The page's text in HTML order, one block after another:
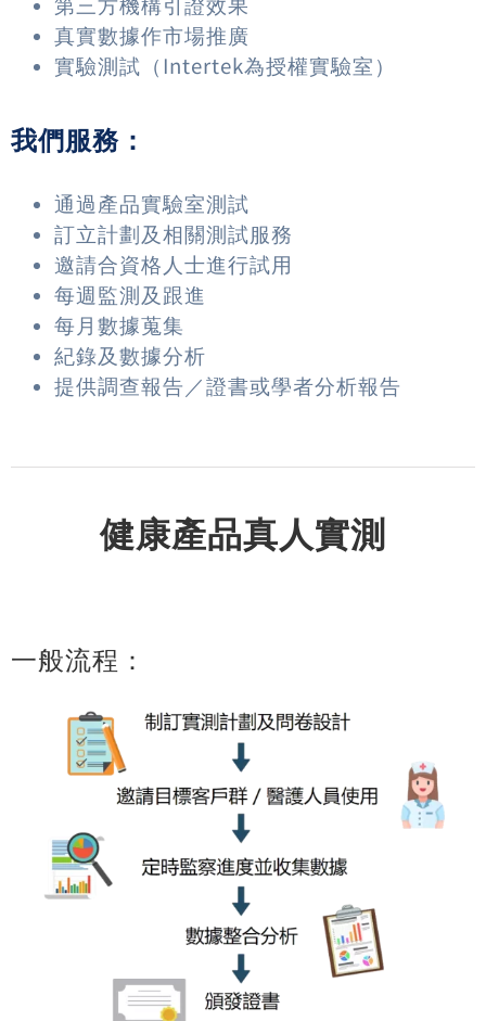
真實數據作市場推廣
實驗測試（Intertek為授權實驗室）
我們服務：
通過產品實驗室測試
訂立計劃及相關測試服務
邀請合資格人士進行試用
每週監測及跟進
每月數據蒐集
紀錄及數據分析
提供調查報告／證書或學者分析報告
健康產品真人實測
一般流程：